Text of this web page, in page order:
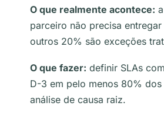
O que realmente acontece:
parceiro não precisa
outros 20% são exceções
O que fazer: definir SLAs
D-3 em pelo menos 80%
análise de causa raiz.